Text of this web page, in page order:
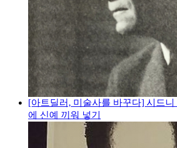
[아트딜러, 미술사를 바꾸다] 시드니
에 신예 끼워 넣기